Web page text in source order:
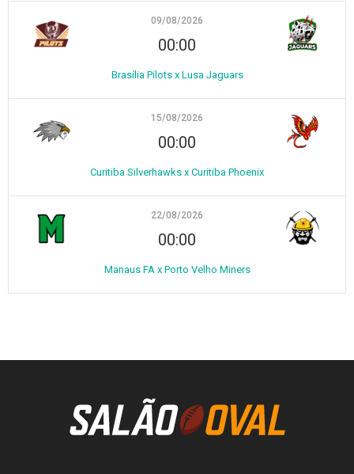
09/08/2026
00:00
Brasília Pilots x Lusa Jaguars
15/08/2026
00:00
Curitiba Silverhawks x Curitiba Phoenix
22/08/2026
00:00
Manaus FA x Porto Velho Miners